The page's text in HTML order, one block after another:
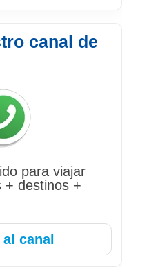
canal de
para viajar
+ destinos +
canal